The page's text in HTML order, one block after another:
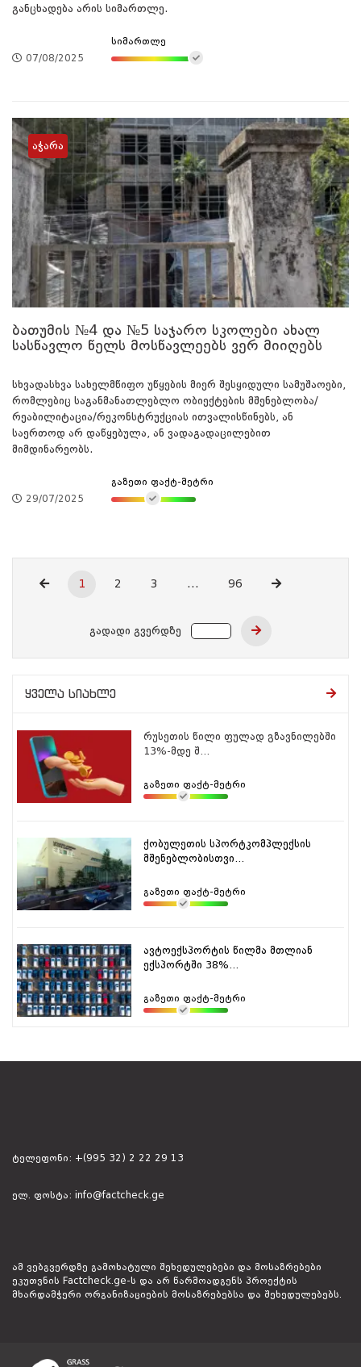
განცხადება არის სიმართლე.
07/08/2025
სიმართლე
ბათუმის №4 და №5 საჯარო სკოლები ახალ
სასწავლო წელს მოსწავლეებს ვერ მიიღებს
სხვადასხვა სახელმწიფო უწყების მიერ შესყიდული სამუშაოები,
რომლებიც საგანმანათლებლო ობიექტების მშენებლობა/
რეაბილიტაცია/რეკონსტრუქციას ითვალისწინებს, ან
საერთოდ არ დაწყებულა, ან ვადაგადაცილებით
მიმდინარეობს.
29/07/2025
გაზეთი ფაქტ-მეტრი
აჭარა
1 2 3 ... 96
გადადი გვერდზე
ყველა სიახლე
რუსეთის წილი ფულად გზავნილებში
13%-მდე შ...
გაზეთი ფაქტ-მეტრი
ქობულეთის სპორტკომპლექსის
მშენებლობისთვი...
გაზეთი ფაქტ-მეტრი
ავტოექსპორტის წილმა მთლიან
ექსპორტში 38%...
გაზეთი ფაქტ-მეტრი
ტელეფონი: +(995 32) 2 22 29 13
ელ. ფოსტა: info@factcheck.ge
ამ ვებგვერდზე გამოხატული შეხედულებები და მოსაზრებები
ეკუთვნის Factcheck.ge-ს და არ წარმოადგენს პროექტის
მხარდამჭერი ორგანიზაციების მოსაზრებებსა და შეხედულებებს.